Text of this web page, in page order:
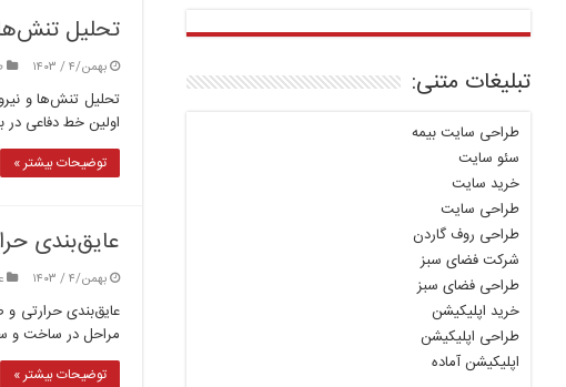
تحلیل تنش‌ها
بهمن/۴ / ۱۴۰۳
تحلیل تنش‌ها و
اولین خط دفاعی در
توضیحات بیشتر »
عایق‌بندی
بهمن/۴ / ۱۴۰۳
عایق‌بندی حرارتی
مراحل در ساخت و
توضیحات بیشتر »
تبلیغات متنی:
طراحی سایت بیمه
سئو سایت
خرید سایت
طراحی سایت
طراحی روف گاردن
شرکت فضای سبز
طراحی فضای سبز
خرید اپلیکیشن
طراحی اپلیکیشن
اپلیکیشن آماده